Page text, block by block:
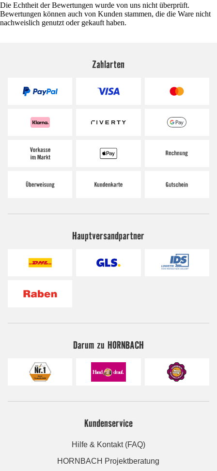
Die Echtheit der Bewertungen wurde von uns nicht überprüft.
Bewertungen können auch von Kunden stammen, die die Ware nicht
nachweislich genutzt oder gekauft haben.
Zahlarten
Hauptversandpartner
Darum zu HORNBACH
Kundenservice
Hilfe & Kontakt (FAQ)
HORNBACH Projektberatung